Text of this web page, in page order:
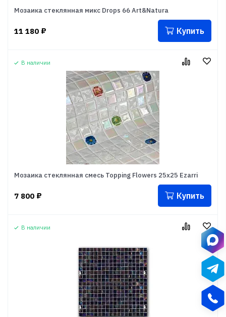
Мозаика стеклянная микс Drops 66 Art&Natura
11 180 ₽ Купить
В наличии
Мозаика стеклянная смесь Topping Flowers 25x25 Ezarri
7 800 ₽ Купить
В наличии